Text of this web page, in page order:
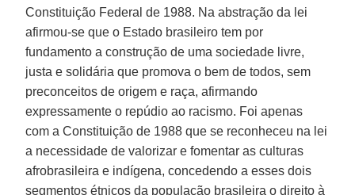
Constituição Federal de 1988. Na abstração da lei
afirmou-se que o Estado brasileiro tem por
fundamento a construção de uma sociedade livre,
justa e solidária que promova o bem de todos, sem
preconceitos de origem e raça, afirmando
expressamente o repúdio ao racismo. Foi apenas
com a Constituição de 1988 que se reconheceu na lei
a necessidade de valorizar e fomentar as culturas
afrobrasileira e indígena, concedendo a esses dois
segmentos étnicos da população brasileira o direito à